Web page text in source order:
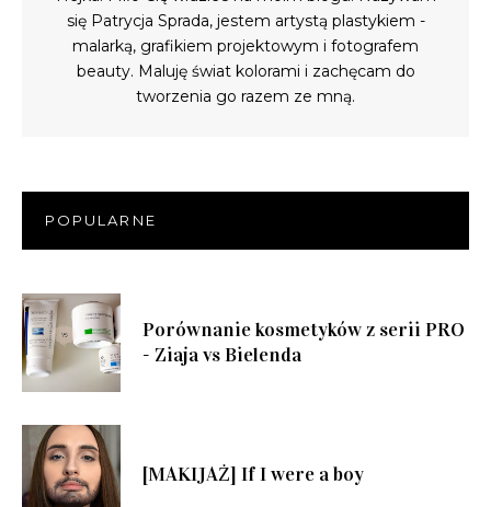
się Patrycja Sprada, jestem artystą plastykiem -
malarką, grafikiem projektowym i fotografem
beauty. Maluję świat kolorami i zachęcam do
tworzenia go razem ze mną.
POPULARNE
Porównanie kosmetyków z serii PRO
- Ziaja vs Bielenda
[MAKIJAŻ] If I were a boy